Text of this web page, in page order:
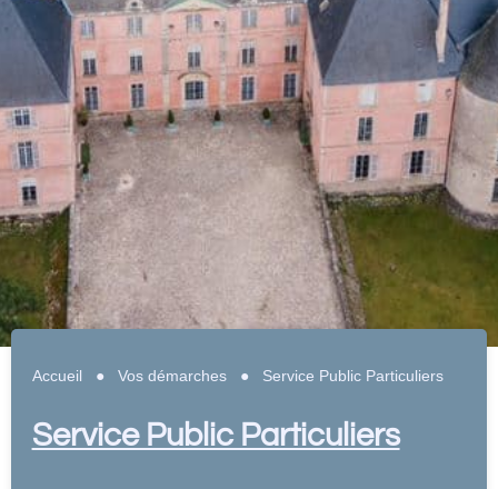
Accueil ● Vos démarches● Service Public Particuliers
Service Public Particuliers